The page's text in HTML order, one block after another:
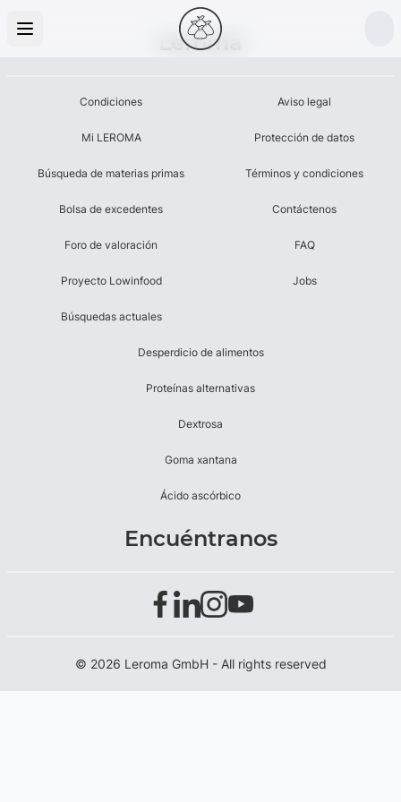
Leroma
Condiciones
Mi LEROMA
Búsqueda de materias primas
Bolsa de excedentes
Foro de valoración
Proyecto Lowinfood
Búsquedas actuales
Aviso legal
Protección de datos
Términos y condiciones
Contáctenos
FAQ
Jobs
Desperdicio de alimentos
Proteínas alternativas
Dextrosa
Goma xantana
Ácido ascórbico
Encuéntranos
© 2026 Leroma GmbH - All rights reserved